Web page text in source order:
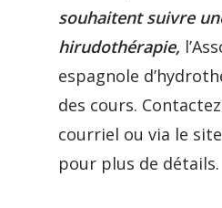
souhaitent suivre
hirudothérapie,
espagnole
des cours.
courriel ou via le
pour plus de détails.